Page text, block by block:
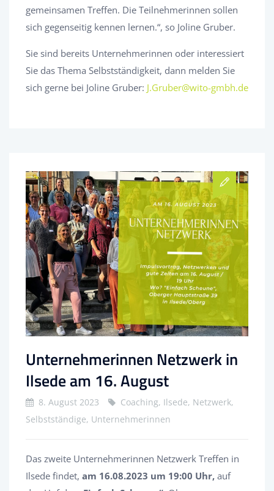
gemeinsamen Treffen. Die Teilnehmerinnen sollen
sich gegenseitig kennen lernen.“, so Joline Gruber.
Sie sind bereits Unternehmerinnen oder interessiert
Sie das Thema Selbstständigkeit, dann melden Sie
sich gerne bei Joline Gruber: J.Gruber@wito-gmbh.de
Unternehmerinnen Netzwerk in
Ilsede am 16. August
8. August 2023
Coaching, Ilsede, Netzwerk,
Selbstständige, Unternehmerinnen
Das zweite Unternehmerinnen Netzwerk Treffen in
Ilsede findet, am 16.08.2023 um 19:00 Uhr, auf